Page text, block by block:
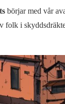
börjar med vår
folk i